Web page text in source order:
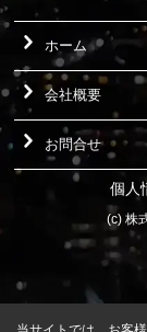
ホーム
会社概要
お問合せ
個人
(c) 株